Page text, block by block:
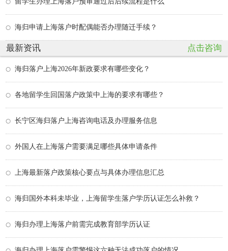
海归申请上海落户时配偶能否办理随迁手续？
最新资讯 点击咨询
海归落户上海2026年新政要求有哪些变化？
各地留学生回国落户政策中上海的要求有哪些？
长宁区海归落户上海咨询电话及办理服务信息
外国人在上海落户需要满足哪些具体申请条件
上海最新落户政策核心要点与具体办理信息汇总
海归国外本科未毕业，上海留学生落户学历认证怎么补救？
海归办理上海落户前需完成教育部学历认证